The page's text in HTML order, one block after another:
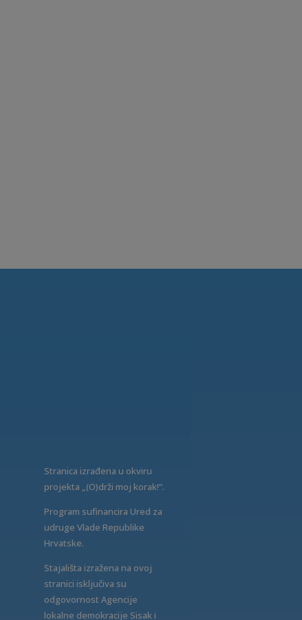
Stranica izrađena u okviru
projekta „(O)drži moj korak!“.
Program sufinancira Ured za
udruge Vlade Republike
Hrvatske.
Stajališta izražena na ovoj
stranici isključiva su
odgovornost Agencije
lokalne demokracije Sisak i